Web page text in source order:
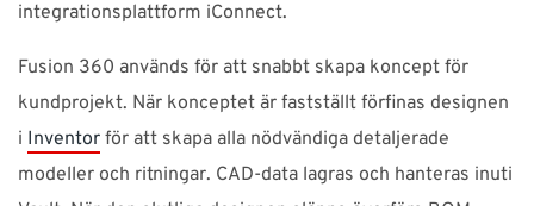
integrationsplattform iConnect.
Fusion 360 används för att snabbt skapa koncept för
kundprojekt. När konceptet är fastställt förfinas designen
i Inventor för att skapa alla nödvändiga detaljerade
modeller och ritningar. CAD-data lagras och hanteras inuti